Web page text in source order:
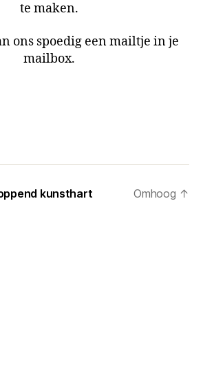
te maken.
ons spoedig een mailtje in je
mailbox.
kunsthart Omhoog ↑